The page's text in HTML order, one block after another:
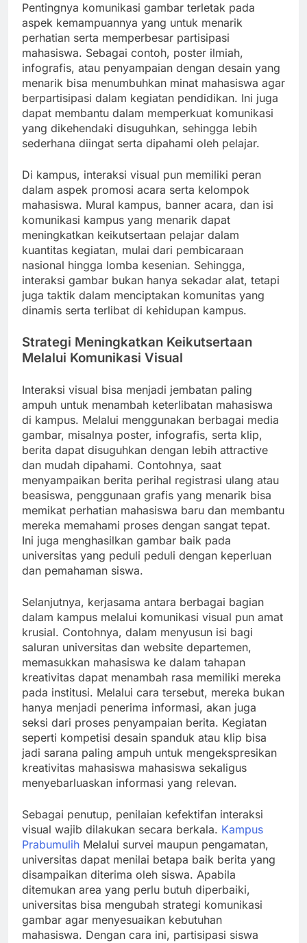
Pentingnya komunikasi gambar terletak pada
aspek kemampuannya yang untuk menarik
perhatian serta memperbesar partisipasi
mahasiswa. Sebagai contoh, poster ilmiah,
infografis, atau penyampaian dengan desain yang
menarik bisa menumbuhkan minat mahasiswa agar
berpartisipasi dalam kegiatan pendidikan. Ini juga
dapat membantu dalam memperkuat komunikasi
yang dikehendaki disuguhkan, sehingga lebih
sederhana diingat serta dipahami oleh pelajar.
Di kampus, interaksi visual pun memiliki peran
dalam aspek promosi acara serta kelompok
mahasiswa. Mural kampus, banner acara, dan isi
komunikasi kampus yang menarik dapat
meningkatkan keikutsertaan pelajar dalam
kuantitas kegiatan, mulai dari pembicaraan
nasional hingga lomba kesenian. Sehingga,
interaksi gambar bukan hanya sekadar alat, tetapi
juga taktik dalam menciptakan komunitas yang
dinamis serta terlibat di kehidupan kampus.
Strategi Meningkatkan Keikutsertaan
Melalui Komunikasi Visual
Interaksi visual bisa menjadi jembatan paling
ampuh untuk menambah keterlibatan mahasiswa
di kampus. Melalui menggunakan berbagai media
gambar, misalnya poster, infografis, serta klip,
berita dapat disuguhkan dengan lebih attractive
dan mudah dipahami. Contohnya, saat
menyampaikan berita perihal registrasi ulang atau
beasiswa, penggunaan grafis yang menarik bisa
memikat perhatian mahasiswa baru dan membantu
mereka memahami proses dengan sangat tepat.
Ini juga menghasilkan gambar baik pada
universitas yang peduli peduli dengan keperluan
dan pemahaman siswa.
Selanjutnya, kerjasama antara berbagai bagian
dalam kampus melalui komunikasi visual pun amat
krusial. Contohnya, dalam menyusun isi bagi
saluran universitas dan website departemen,
memasukkan mahasiswa ke dalam tahapan
kreativitas dapat menambah rasa memiliki mereka
pada institusi. Melalui cara tersebut, mereka bukan
hanya menjadi penerima informasi, akan juga
seksi dari proses penyampaian berita. Kegiatan
seperti kompetisi desain spanduk atau klip bisa
jadi sarana paling ampuh untuk mengekspresikan
kreativitas mahasiswa mahasiswa sekaligus
menyebarluaskan informasi yang relevan.
Sebagai penutup, penilaian kefektifan interaksi
visual wajib dilakukan secara berkala. Kampus
Prabumulih Melalui survei maupun pengamatan,
universitas dapat menilai betapa baik berita yang
disampaikan diterima oleh siswa. Apabila
ditemukan area yang perlu butuh diperbaiki,
universitas bisa mengubah strategi komunikasi
gambar agar menyesuaikan kebutuhan
mahasiswa. Dengan cara ini, partisipasi siswa